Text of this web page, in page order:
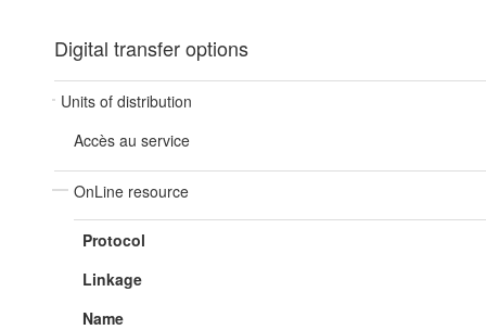
Digital transfer options
Units of distribution
Accès au service
OnLine resource
Protocol
Linkage
Name